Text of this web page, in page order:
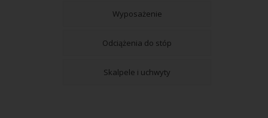
Wyposażenie
Odciążenia do stóp
Skalpele i uchwyty